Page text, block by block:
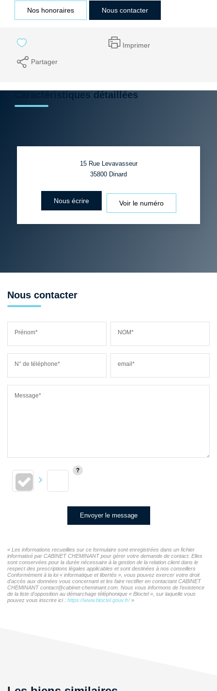
Nos honoraires Nous contacter
Imprimer
Partager
Caractéristiques détaillées
15 Rue Levavasseur
35800 Dinard
Nous écrire Voir le numéro
Nous contacter
Prénom* NOM*
N° de téléphone* email*
Message*
Envoyer le message
« Les informations recueillies sur ce formulaire sont enregistrées dans un fichier
informatisé par CABINET CHEMINANT pour gérer votre demande de contact. Elles
sont conservées pour la durée nécessaire à la gestion de la relation client dans le
respect des prescriptions légales applicables et sont destinées à nos conseillers
Conformément à la loi « informatique et libertés », vous pouvez exercer votre droit
d'accès aux données vous concernant et les faire rectifier en contactant CABINET
CHEMINANT contact@cabinet-cheminant.com. Nous vous informons de l'existence
de la liste d'opposition au démarchage téléphonique « Bloctel », sur laquelle vous
pouvez vous inscrire ici : https://www.bloctel.gouv.fr/»